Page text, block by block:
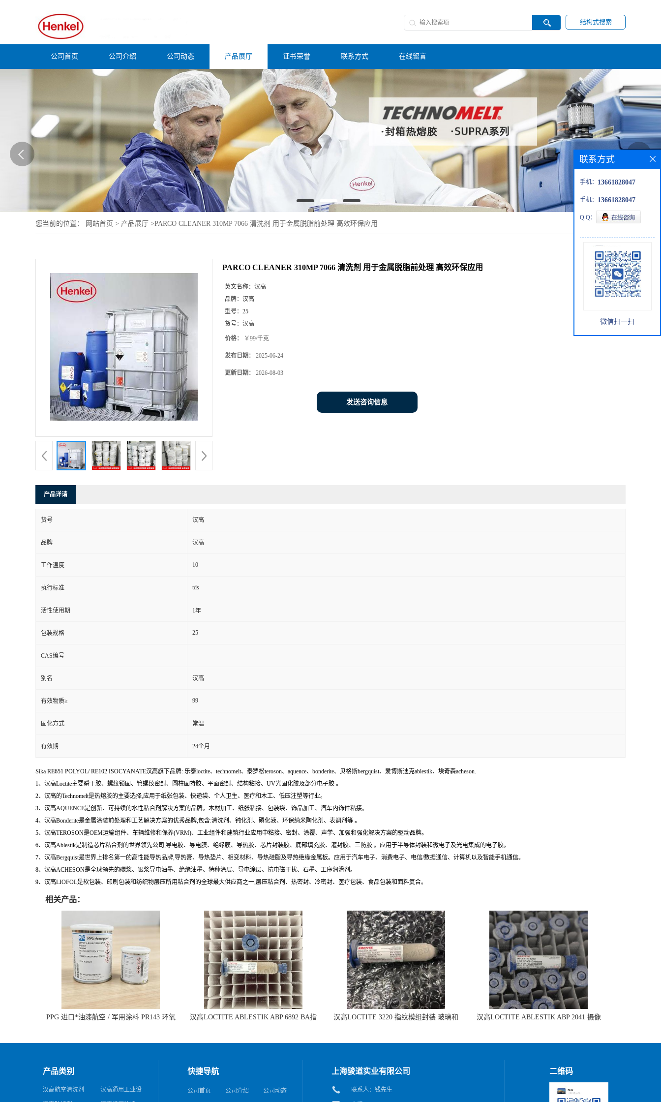
结构式搜索
公司首页 公司介绍 公司动态 产品展厅 证书荣誉 联系方式 在线留言
您当前的位置： 网站首页 > 产品展厅 >PARCO CLEANER 310MP 7066 清洗剂 用于金属脱脂前处理 高效环保应用
PARCO CLEANER 310MP 7066 清洗剂 用于金属脱脂前处理 高效环保应用
英文名称： 汉高
品牌： 汉高
型号： 25
货号： 汉高
价格： ￥99/千克
发布日期： 2025-06-24
更新日期： 2026-08-03
发送咨询信息
产品详请
货号 汉高
品牌 汉高
工作温度 10
执行标准 tds
活性使用期 1年
包装规格 25
CAS编号
别名 汉高
有效物质≥ 99
固化方式 常温
有效期 24个月
Sika RE651 POLYOL/ RE102 ISOCYANATE汉高旗下品牌: 乐泰loctite、technomelt、泰罗松teroson、aquence、bonderite、贝格斯bergquist、爱博斯迪克ablestik、埃奇森acheson.
1、汉高Loctite主要瞬干胶、螺纹锁固、管螺纹密封、圆柱固持胶、平面密封、结构粘接、UV光固化胶及部分电子胶 。
2、汉高的Technomelt是热熔胶的主要选择,应用于纸张包装、快递袋、个人卫生、医疗和木工、低压注塑等行业。
3、汉高AQUENCE是创新、可持续的水性粘合剂解决方案的品牌。木材加工、纸张粘接、包装袋、饰品加工、汽车内饰件粘接。
4、汉高Bonderite是金属涂装前处理和工艺解决方案的优秀品牌,包含:清洗剂、钝化剂、磷化液、环保纳米陶化剂、表调剂等 。
5、汉高TEROSON是OEM运输组件、车辆维修和保养(VRM)、工业组件和建筑行业应用中粘接、密封、涂覆、声学、加强和强化解决方案的驱动品牌。
6、汉高Ablestik是制造芯片粘合剂的世界领先公司,导电胶、导电膜、绝缘膜、导热胶、芯片封装胶、底部填充胶、灌封胶、三防胶 。应用于半导体封装和微电子及光电集成的电子胶。
7、汉高Bergquist是世界上排名第一的高性能导热品牌,导热膏、导热垫片、相变材料、导热硅脂及导热绝缘金属板。应用于汽车电子、消费电子、电信/数据通信、计算机以及智能手机通信。
8、汉高ACHESON是全球领先的碳浆、银浆导电油墨、绝缘油墨、特种涂层、导电涂层、抗电磁干扰、石墨、工序润滑剂。
9、汉高LIOFOL是软包装、印刷包装和纺织物层压所用粘合剂的全球最大供应商之一,层压粘合剂、热密封、冷密封、医疗包装、食品包装和面料复合。
相关产品：
PPG 进口*油漆航空 / 军用涂料 PR143 环氧
汉高LOCTITE ABLESTIK ABP 6892 BA指
汉高LOCTITE 3220 指纹模组封装 玻璃和
汉高LOCTITE ABLESTIK ABP 2041 摄像
联系方式
手机： 13661828047
手机： 13661828047
Q Q：
微信扫一扫
产品类别
汉高航空清洗剂 汉高通用工业设
快捷导航
公司首页 公司介绍 公司动态
上海骏道实业有限公司
联系人：钱先生
二维码